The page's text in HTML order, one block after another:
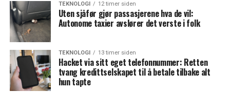
TEKNOLOGI 12 timer siden
Uten sjåfør gjør passasjerene hva de vil:
Autonome taxier avslører det verste i folk
TEKNOLOGI 13 timer siden
Hacket via sitt eget telefonnummer: Retten
tvang kredittselskapet til å betale tilbake alt
hun tapte